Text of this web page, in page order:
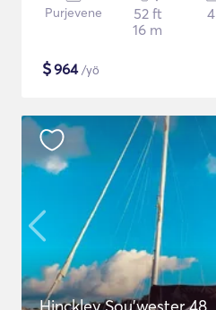
Purjevene
52 ft
16 m
4
$964/yö